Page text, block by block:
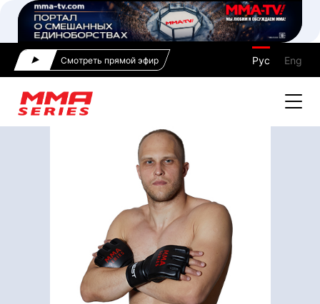
Смотреть прямой эфир Рус Eng